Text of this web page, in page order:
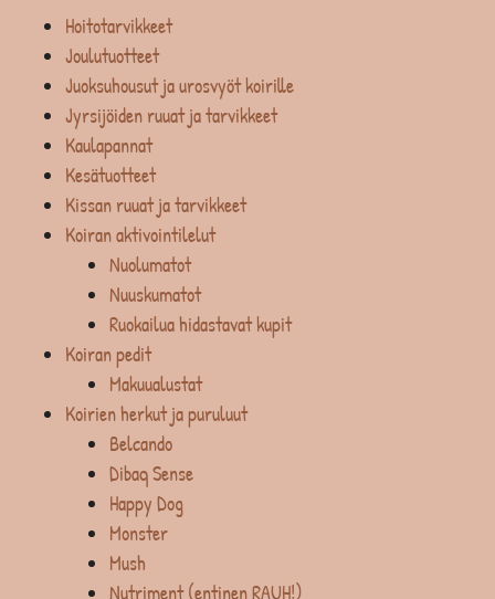
Hoitotarvikkeet
Joulutuotteet
Juoksuhousut ja urosvyöt koirille
Jyrsijöiden ruuat ja tarvikkeet
Kaulapannat
Kesätuotteet
Kissan ruuat ja tarvikkeet
Koiran aktivointilelut
Nuolumatot
Nuuskumatot
Ruokailua hidastavat kupit
Koiran pedit
Makuualustat
Koirien herkut ja puruluut
Belcando
Dibaq Sense
Happy Dog
Monster
Mush
Nutriment (entinen RAUH!)